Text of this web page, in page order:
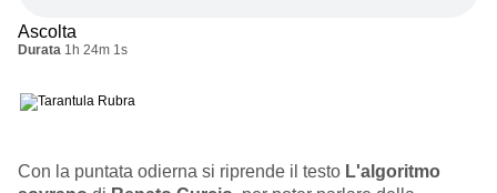
Ascolta
Durata 1h 24m 1s
Con la puntata odierna si riprende il testo L'algoritmo